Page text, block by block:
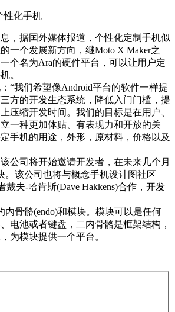
，据国外媒体报道，个性化定制手机似
一个发展新方向，继Moto X Maker之
个名为Ara的硬件平台，可以让用户定
。
“我们希望像Android平台的软件一样提
方的开发生态系统，降低入门门槛，提
压缩开发时间。我们的目标是在用户、
一种更加体贴、有表现力和开放的关
手机的用途，外形，原材料，价格以及
公司将开始邀请开发者，在未来几个月
。该公司也将与概念手机设计图社区
戴夫-哈肯斯(Dave Hakkens)合作，开发
内骨骼(endo)和模块。模块可以是任何
电池或者键盘，二内骨骼是框架结构，
为模块提供一个平台。